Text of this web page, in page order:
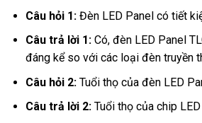
Câu hỏi 1:Đèn LED Panel có tiết
Câu trả lời 1:Có, đèn LED Panel
đáng kể so với các loại đèn truyền
Câu hỏi 2:Tuổi thọ của đèn LED
Câu trả lời 2:Tuổi thọ của chip